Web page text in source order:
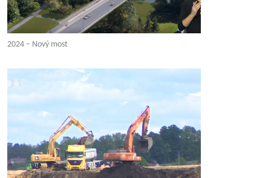
2024 – Nový most